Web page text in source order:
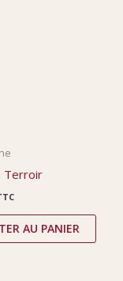
Terroir
AU PANIER